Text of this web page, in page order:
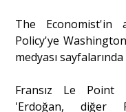
The Economist'in
Policy'ye
medyası
Fransız Le Point
'Erdoğan, diğer